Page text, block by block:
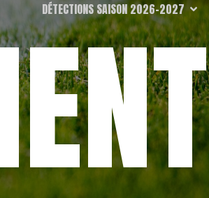
DÉTECTIONS SAISON 2026-2027